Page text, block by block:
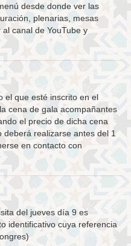
desde donde ver las
plenarias, mesas
al canal de YouTube y
el que esté inscrito en el
cena de gala acompañantes
el precio de dicha cena
deberá realizarse antes del 1
en contacto con
del jueves día 9 es
identificativo cuya referencia